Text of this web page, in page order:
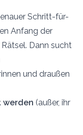
Schritt-für-
Anfang der
Dann sucht
und draußen
werden (außer, ihr